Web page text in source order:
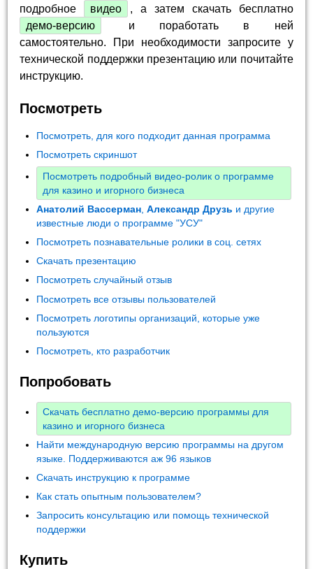
подробное
видео
, а затем скачать бесплатно
демо-версию
и поработать в ней
самостоятельно. При необходимости запросите у
технической поддержки презентацию или почитайте
инструкцию.
Посмотреть
Посмотреть, для кого подходит данная программа
Посмотреть скриншот
Посмотреть подробный видео-ролик о программе
для казино и игорного бизнеса
Анатолий Вассерман ,Александр Друзь и другие
известные люди о программе "УСУ"
Посмотреть познавательные ролики в соц. сетях
Скачать презентацию
Посмотреть случайный отзыв
Посмотреть все отзывы пользователей
Посмотреть логотипы организаций, которые уже
пользуются
Посмотреть, кто разработчик
Попробовать
Скачать бесплатно демо-версию программы для
казино и игорного бизнеса
Найти международную версию программы на другом
языке. Поддерживаются аж 96 языков
Скачать инструкцию к программе
Как стать опытным пользователем?
Запросить консультацию или помощь технической
поддержки
Купить